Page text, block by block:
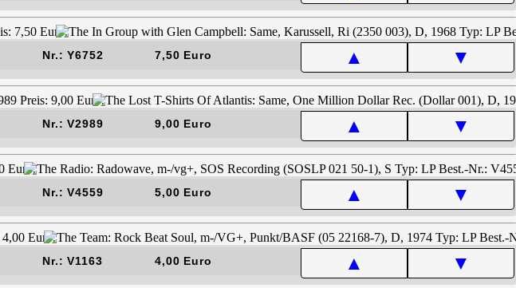
Nr.: Y6752 7,50 Euro ▲ ▼
Nr.: V2989 9,00 Euro ▲ ▼
Nr.: V4559 5,00 Euro ▲ ▼
Nr.: V1163 4,00 Euro ▲ ▼